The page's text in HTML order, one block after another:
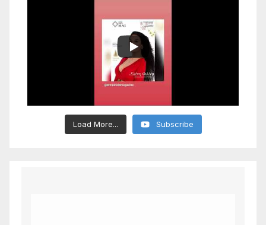
Load More... Subscribe